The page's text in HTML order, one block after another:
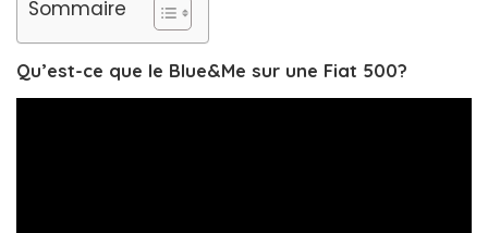
Sommaire
Qu’est-ce que le Blue&Me sur une Fiat 500?